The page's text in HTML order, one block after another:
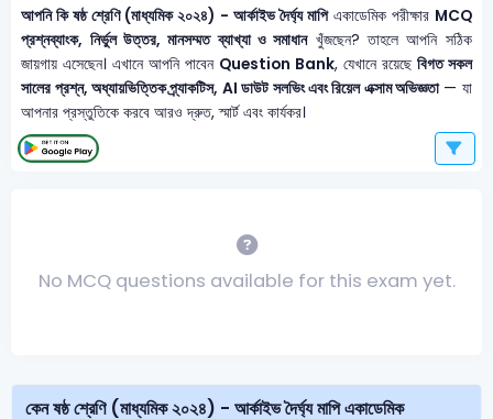
আপনি কি ষষ্ঠ শ্রেণি (মাধ্যমিক ২০২৪) - আর্কাইভ দৈর্ঘ্য মাপিএকাডেমিক পরীক্ষার MCQ
প্রশ্নব্যাংক, নির্ভুল উত্তর, মানসম্মত ব্যাখ্যা ও সমাধানখুঁজছেন? তাহলে আপনি সঠিক
জায়গায় এসেছেন। এখানে আপনি পাবেন Question Bank, যেখানে রয়েছে বিগত সকল
সালের প্রশ্ন, অধ্যায়ভিত্তিক প্র্যাকটিস, AI ডাউট সলভিং এবং রিয়েল এক্সাম অভিজ্ঞতা— যা
আপনার প্রস্তুতিকে করবে আরও দ্রুত, স্মার্ট এবং কার্যকর।
No MCQ questions available for this exam yet.
কেন ষষ্ঠ শ্রেণি (মাধ্যমিক ২০২৪) - আর্কাইভ দৈর্ঘ্য মাপি একাডেমিক